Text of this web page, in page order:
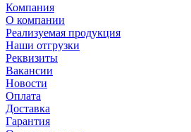
Компания
О компании
Реализуемая продукция
Наши отгрузки
Реквизиты
Вакансии
Новости
Оплата
Доставка
Гарантия